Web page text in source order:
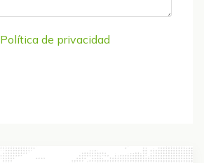
Política de privacidad